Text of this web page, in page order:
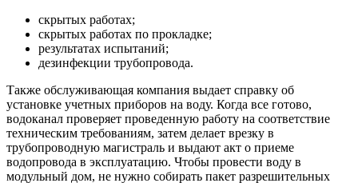
скрытых работах;
скрытых работах по прокладке;
результатах испытаний;
дезинфекции трубопровода.
Также обслуживающая компания выдает справку об
установке учетных приборов на воду. Когда все готово,
водоканал проверяет проведенную работу на соответствие
техническим требованиям, затем делает врезку в
трубопроводную магистраль и выдают акт о приеме
водопровода в эксплуатацию. Чтобы провести воду в
модульный дом, не нужно собирать пакет разрешительных